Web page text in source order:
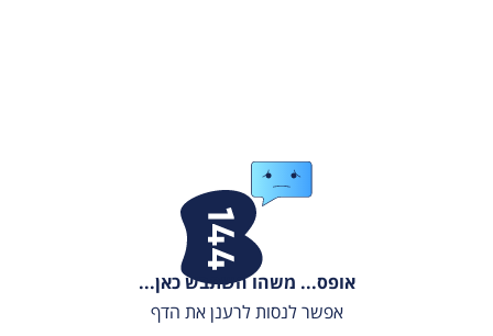
אופס... משהו השתבש כאן...
אפשר לנסות לרענן את הדף